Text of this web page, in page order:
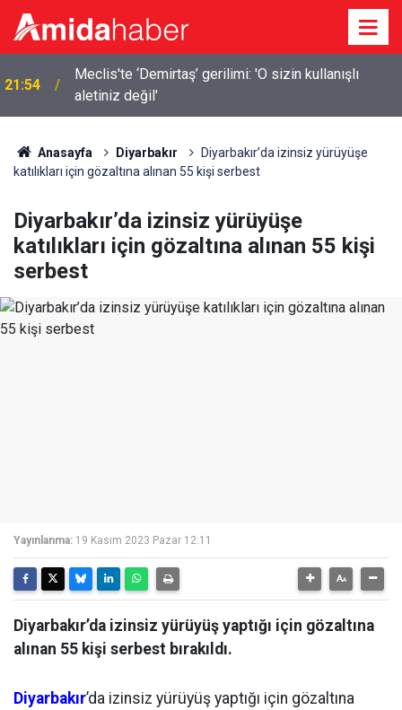
21:54
Meclis'te ‘Demirtaş’ gerilimi: 'O sizin kullanışlı
aletiniz değil'
Anasayfa Diyarbakır
Diyarbakır’da izinsiz yürüyüşe
katılıkları için gözaltına alınan 55 kişi serbest
Diyarbakır’da izinsiz yürüyüşe
katılıkları için gözaltına alınan 55 kişi
serbest
Yayınlanma: 19 Kasım 2023 Pazar 12:11
Diyarbakır’da izinsiz yürüyüş yaptığı için gözaltına
alınan 55 kişi serbest bırakıldı.
Diyarbakır’da izinsiz yürüyüş yaptığı için gözaltına